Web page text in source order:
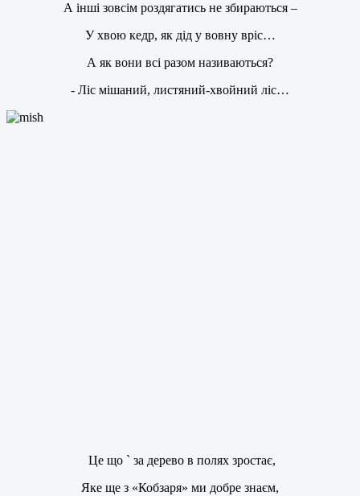
А інші зовсім роздягатись не збираються –
У хвою кедр, як дід у вовну вріс…
А як вони всі разом називаються?
- Ліс мішаний, листяний-хвойний ліс…
Це що ` за дерево в полях зростає,
Яке ще з «Кобзаря» ми добре знаєм,